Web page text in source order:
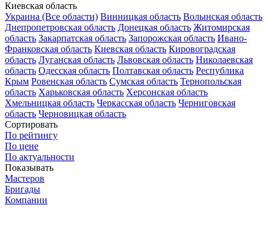
Киевская область
Украина (Все области) Винницкая область Волынская область
Днепропетровская область Донецкая область Житомирская
область Закарпатская область Запорожская область Ивано-
Франковская область Киевская область Кировоградская
область Луганская область Львовская область Николаевская
область Одесская область Полтавская область Республика
Крым Ровенская область Сумская область Тернопольская
область Харьковская область Херсонская область
Хмельницкая область Черкасская область Черниговская
область Черновицкая область
Сортировать
По рейтингу
По цене
По актуальности
Показывать
Мастеров
Бригады
Компании